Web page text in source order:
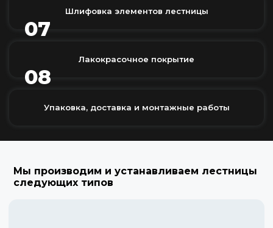
Шлифовка элементов лестницы
07
Лакокрасочное покрытие
08
Упаковка, доставка и монтажные работы
Мы производим и устанавливаем лестницы
следующих типов